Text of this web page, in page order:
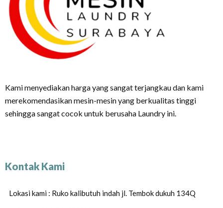
Kami menyediakan harga yang sangat terjangkau dan kami
merekomendasikan mesin-mesin yang berkualitas tinggi
sehingga sangat cocok untuk berusaha Laundry ini.
Kontak Kami
Lokasi kami : Ruko kalibutuh indah jl. Tembok dukuh 134Q